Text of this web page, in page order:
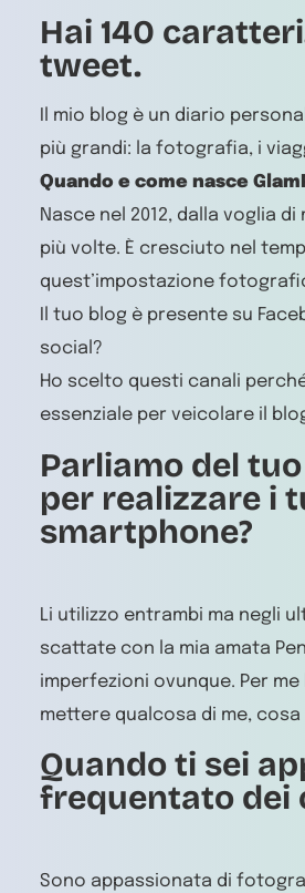
Hai 140
tweet.
Il mio blog è un diario
più grandi: la fotografia, i
Quando e come nasce
Nasce nel 2012, dalla voglia
più volte. È cresciuto nel
quest’impostazione
Il tuo blog è presente su
social?
Ho scelto questi canali
essenziale per veicolare il
Parliamo del
per realizzare i
smartphone?
Li utilizzo entrambi ma negli
scattate con la mia amata
imperfezioni ovunque. Per
mettere qualcosa di me,
Quando ti sei
frequentato dei
Sono appassionata di